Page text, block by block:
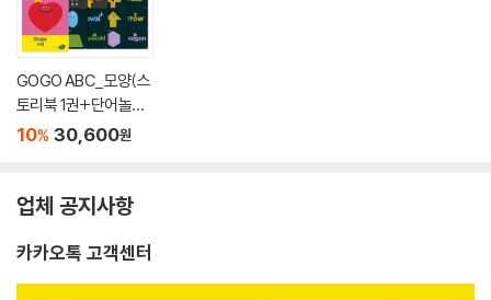
GOGO ABC_모양(스
토리북 1권+단어놀이
북 1권+플래시카드)
10% 30,600원
업체 공지사항
카카오톡 고객센터